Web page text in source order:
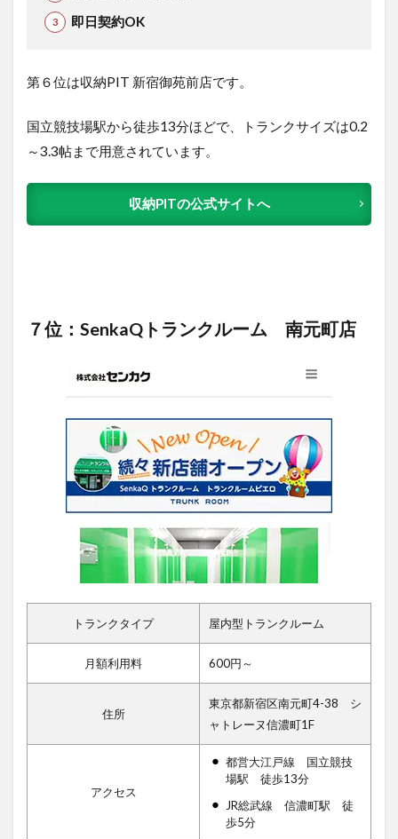
即日契約OK
第６位は収納PIT 新宿御苑前店です。
国立競技場駅から徒歩13分ほどで、トランクサイズは0.2
～3.3帖まで用意されています。
収納PITの公式サイトへ
７位：SenkaQトランクルーム 南元町店
トランクタイプ 屋内型トランクルーム
月額利用料 600円～
住所
東京都新宿区南元町4-38 シ
ャトレーヌ信濃町1F
アクセス
都営大江戸線 国立競技
場駅 徒歩13分
JR総武線 信濃町駅 徒
歩5分